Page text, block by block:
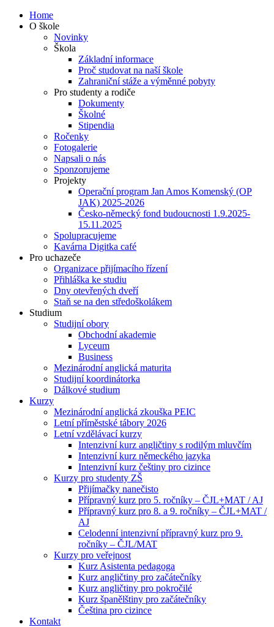
Home
O škole
Novinky
Škola
Základní informace
Proč studovat na naší škole
Zahraniční stáže a výměnné pobyty
Pro studenty a rodiče
Dokumenty
Školné
Stipendia
Ročenky
Fotogalerie
Napsali o nás
Sponzorujeme
Projekty
Operační program Jan Amos Komenský (OP
JAK) 2025-2026
Česko-německý fond budoucnosti 1.9.2025-
15.11.2025
Spolupracujeme
Kavárna Digitka café
Pro uchazeče
Organizace přijímacího řízení
Přihláška ke studiu
Dny otevřených dveří
Staň se na den středoškolákem
Studium
Studijní obory
Obchodní akademie
Lyceum
Business
Mezinárodní anglická maturita
Studijní koordinátorka
Dálkové studium
Kurzy
Mezinárodní anglická zkouška PEIC
Letní příměstské tábory 2026
Letní vzdělávací kurzy
Intenzivní kurz angličtiny s rodilým mluvčím
Intenzivní kurz německého jazyka
Intenzivní kurz češtiny pro cizince
Kurzy pro studenty ZŠ
Přijímačky nanečisto
Přípravný kurz pro 5. ročníky – ČJL+MAT / AJ
Přípravný kurz pro 8. a 9. ročníky – ČJL+MAT /
AJ
Celodenní intenzivní přípravný kurz pro 9.
ročníky – ČJL/MAT
Kurzy pro veřejnost
Kurz Asistenta pedagoga
Kurz angličtiny pro začátečníky
Kurz angličtiny pro pokročilé
Kurz španělštiny pro začátečníky
Čeština pro cizince
Kontakt